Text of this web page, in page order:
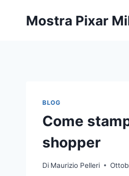
Mostra Pixar
BLOG
Come
shopper
Di Maurizio Pelleri